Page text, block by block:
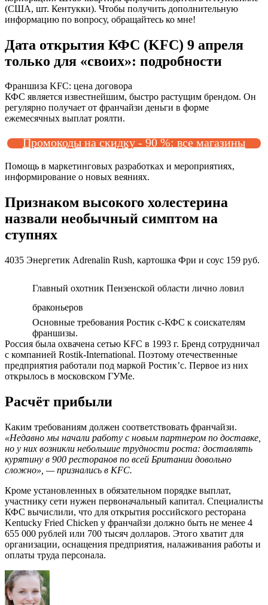
(США, шт. Кентукки). Чтобы получить дополнительную
информацию по вопросу, обращайтесь ко мне!
Дата открытия КФС (KFC) 9 апреля
только для «своих»: подробности
Франшиза KFC: цена договора
КФС является известнейшим, быстро растущим брендом. Он
регулярно получает от франчайзи деньги в форме
ежемесячных выплат роялти.
Промокоды на скидку - 90 %: все магазины
Помощь в маркетинговых разработках и мероприятиях,
информирование о новых веяниях.
Признаком высокого холестерина
назвали необычный симптом на
ступнях
4035 Энергетик Adrenalin Rush, картошка Фри и соус 159 руб.
Главный охотник Пензенской области лично ловил
браконьеров
Основные требования Ростик с-КФС к соискателям
франшизы.
Россия была охвачена сетью KFC в 1993 г. Бренд сотрудничал
с компанией Rostik-International. Поэтому отечественные
предприятия работали под маркой Ростик’с. Первое из них
открылось в московском ГУМе.
Расчёт прибыли
Каким требованиям должен соответствовать франчайзи.
«Недавно мы начали работу с новым партнером по доставке,
но у них возникли небольшие трудности роста: доставлять
курятину в 900 ресторанов по всей Британии довольно
сложно», — признались в KFC.
Кроме установленных в обязательном порядке выплат,
участнику сети нужен первоначальный капитал. Специалисты
КФС вычислили, что для открытия российского ресторана
Kentucky Fried Chicken у франчайзи должно быть не менее 4
655 000 рублей или 700 тысяч долларов. Этого хватит для
организации, оснащения предприятия, налаживания работы и
оплаты труда персонала.